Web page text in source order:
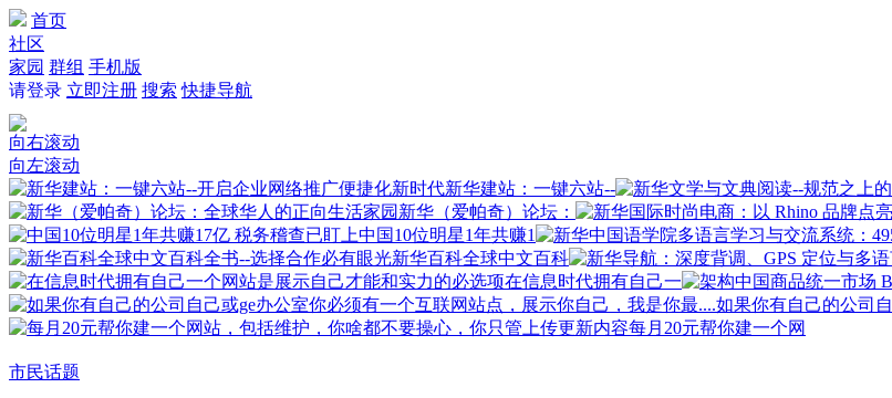
首页
社区
家园 群组 手机版
请登录 立即注册 搜索 快捷导航
向右滚动
向左滚动
新华建站：一键六站--
新华（爱帕奇）论坛：
中国10位明星1年共赚1
新华百科全球中文百科
在信息时代拥有自己一
如果你有自己的公司自
每月20元帮你建一个网
市民话题